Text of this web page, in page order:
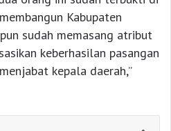
Kabupaten
sudah memasang atribut
keberhasilan pasangan
kepala daerah,”